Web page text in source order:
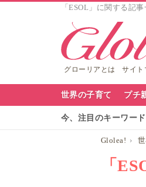
「ESOL」に関する記
グローリアとは サイト
世界の子育て プチ
今、注目のキーワード
Glolea!
「